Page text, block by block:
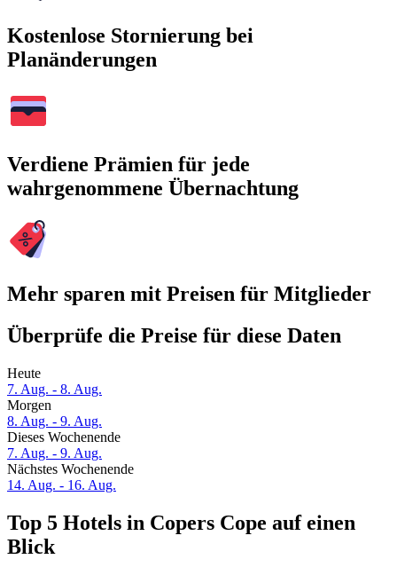
Kostenlose Stornierung bei
Planänderungen
Verdiene Prämien für jede
wahrgenommene Übernachtung
Mehr sparen mit Preisen für Mitglieder
Überprüfe die Preise für diese Daten
Heute
7. Aug. - 8. Aug.
Morgen
8. Aug. - 9. Aug.
Dieses Wochenende
7. Aug. - 9. Aug.
Nächstes Wochenende
14. Aug. - 16. Aug.
Top 5 Hotels in Copers Cope auf einen
Blick